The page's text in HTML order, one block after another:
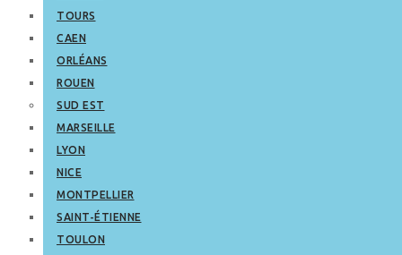
TOURS
CAEN
ORLÉANS
ROUEN
SUD EST
MARSEILLE
LYON
NICE
MONTPELLIER
SAINT-ÉTIENNE
TOULON